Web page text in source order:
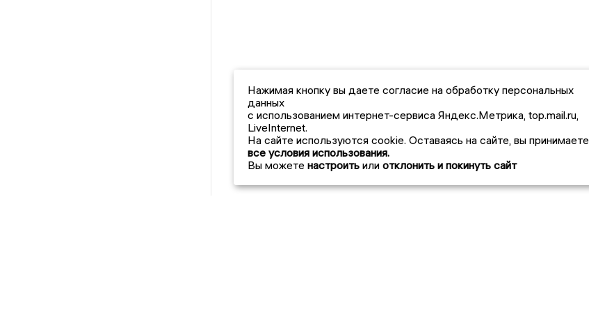
Нажимая кнопку вы даете согласие на обработку персональных
данных
с использованием интернет-сервиса Яндекс.Метрика, top.mail.ru,
LiveInternet.
На сайте используются cookie. Оставаясь на сайте, вы принимаете
все условия использования.
Вы можете настроить или отклонить и покинуть сайт